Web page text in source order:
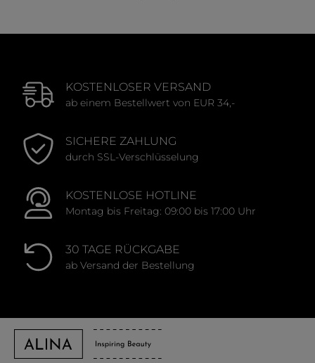
KOSTENLOSER VERSAND
ab einem Bestellwert von EUR 34,-
SICHERE ZAHLUNG
durch SSL-Verschlüsselung
KOSTENLOSE HOTLINE
Montag bis Freitag: 09:00 bis 17:00 Uhr
30 TAGE RÜCKGABE
ab Versand der Bestellung